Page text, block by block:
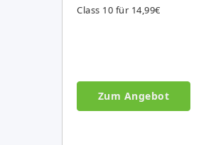
Zum Angebot